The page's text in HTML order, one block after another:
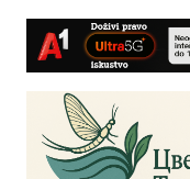
Skip
content